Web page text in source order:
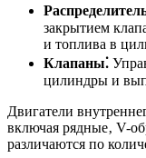
закрытием
и топлива в
Клапаны⁚
цилиндры и
Двигатели
включая рядные‚ V-
различаются по